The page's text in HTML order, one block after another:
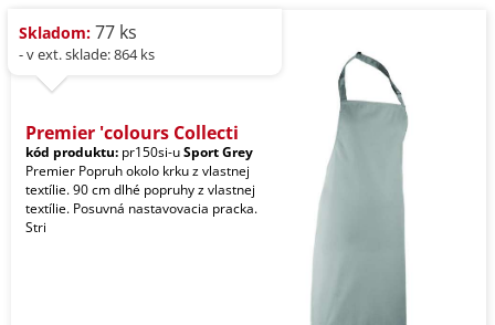
Skladom: 77 ks
- v ext. sklade: 864 ks
Premier 'colours Collecti
kód produktu: pr150si-uSport Grey
Premier Popruh okolo krku z vlastnej
textílie. 90 cm dlhé popruhy z vlastnej
textílie. Posuvná nastavovacia pracka.
Stri